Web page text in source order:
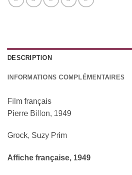
DESCRIPTION
INFORMATIONS COMPLÉMENTAIRES
Film français
Pierre Billon, 1949
Grock, Suzy Prim
Affiche française, 1949